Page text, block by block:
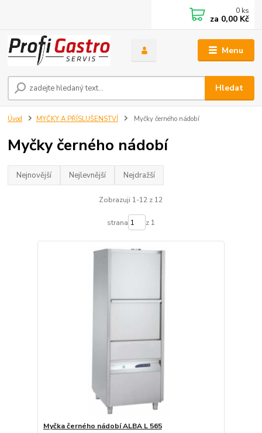
Menu
Hledat
0 ks
za 0,00 Kč
Úvod MYČKY A PŘÍSLUŠENSTVÍ Myčky černého nádobí
Myčky černého nádobí
Nejnovější Nejlevnější Nejdražší
Zobrazuji 1-12 z 12
strana z 1
Myčka černého nádobí ALBA L 565